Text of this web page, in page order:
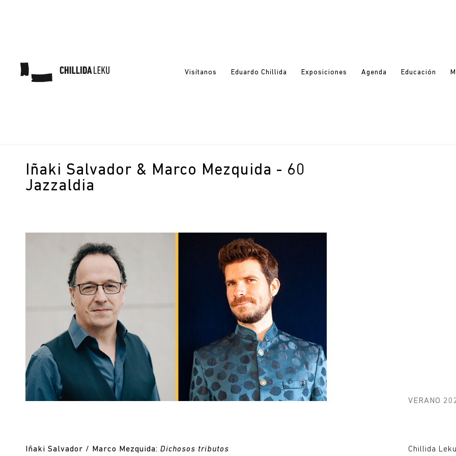
Visítanos Eduardo Chillida Exposiciones Agenda Educación
Iñaki Salvador & Marco Mezquida - 60
Jazzaldia
VERANO
Iñaki Salvador / Marco Mezquida: Dichosos tributos Chillida